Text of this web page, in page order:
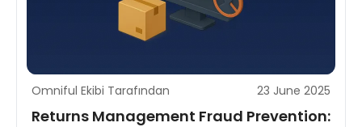
Omniful Ekibi Tarafından 23 June 2025
Returns Management Fraud Prevention: